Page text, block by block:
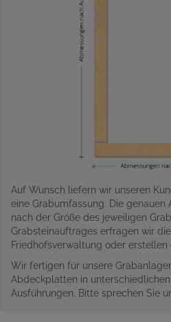
Auf Wunsch liefern wir unseren
eine Grabumfassung. Die genauen
nach der Größe des jeweiligen
Grabsteinauftrages erfragen wir
Friedhofsverwaltung oder erstellen
Wir fertigen für unsere
Abdeckplatten in
Ausführungen. Bitte sprechen Sie